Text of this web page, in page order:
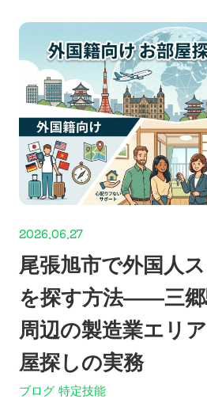
2026.06.27
尾張旭市で外国人
を探す方法——三郷
周辺の製造業エリ
屋探しの実務
ブログ 特定技能